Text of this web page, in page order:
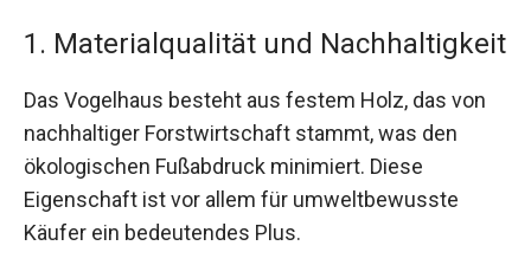
1. Materialqualität und Nachhaltigkeit
Das Vogelhaus besteht aus festem Holz, das von
nachhaltiger Forstwirtschaft stammt, was den
ökologischen Fußabdruck minimiert. Diese
Eigenschaft ist vor allem für umweltbewusste
Käufer ein bedeutendes Plus.